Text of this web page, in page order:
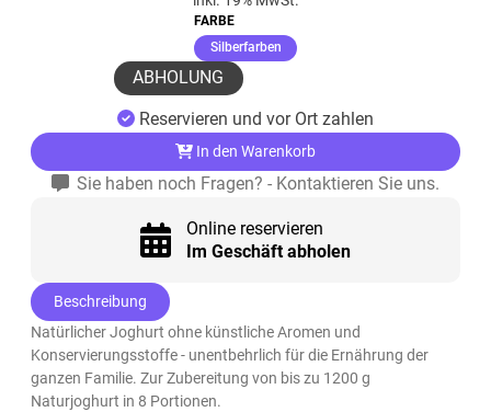
FARBE
Silberfarben(ausgewählt)
ABHOLUNG
Reservieren und vor Ort zahlen
In den Warenkorb
Sie haben noch Fragen? - Kontaktieren Sie uns.
Online reservieren
Im Geschäft abholen
Beschreibung
Natürlicher Joghurt ohne künstliche Aromen und
Konservierungsstoffe - unentbehrlich für die Ernährung der
ganzen Familie. Zur Zubereitung von bis zu 1200 g
Naturjoghurt in 8 Portionen.